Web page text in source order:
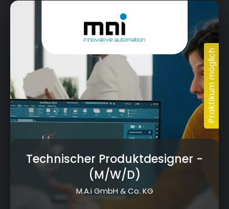
Hummendorfer Straße 74, 96317 Kronach -
Technischer Produktdesigner -
(M/W/D)
M.A.i GmbH & Co. KG